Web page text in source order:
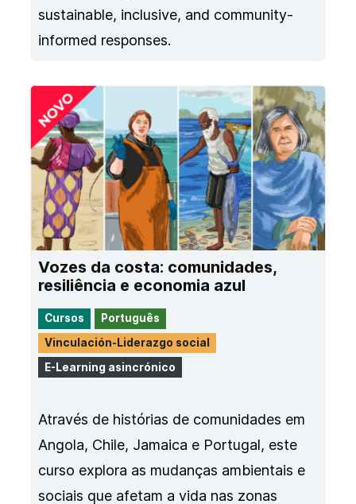
sustainable, inclusive, and community-
informed responses.
Vozes da costa: comunidades,
resiliência e economia azul
Cursos
Português
Vinculación-Liderazgo social
E-Learning asincrónico
Através de histórias de comunidades em
Angola, Chile, Jamaica e Portugal, este
curso explora as mudanças ambientais e
sociais que afetam a vida nas zonas